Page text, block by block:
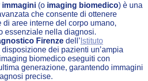
(o imaging biomedico) è una
che consente di ottenere
di aree interne del corpo umano,
essenziale nella diagnosi.
Firenze dell’ Istituto
disposizione dei pazienti un’ampia
biomedico eseguiti con
generazione, garantendo immagini
precise.